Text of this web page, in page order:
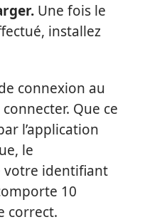
Une fois le
installez
connexion au
Que ce
l’application
le
votre identifiant
10
correct.